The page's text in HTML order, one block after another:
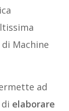
Machine
ad
elaborare